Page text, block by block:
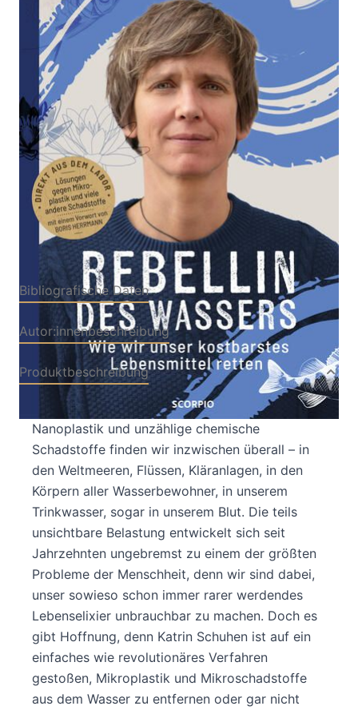
Zur Wunschliste hinzufügen
Wie wir unser kostbarstes Lebensmittel retten
VonKatrin Schuhen
Verlag: Scorpio Verlag 26.09.2024
Buch
Hardcover
ISBN: 978-3-95803617-
Bibliografische Daten
Autor:innenbeschreibung
Produktbeschreibung
Schutz für unser Lebenselixier Mikroplastik,
Nanoplastik und unzählige chemische
Schadstoffe finden wir inzwischen überall – in
den Weltmeeren, Flüssen, Kläranlagen, in den
Körpern aller Wasserbewohner, in unserem
Trinkwasser, sogar in unserem Blut. Die teils
unsichtbare Belastung entwickelt sich seit
Jahrzehnten ungebremst zu einem der größten
Probleme der Menschheit, denn wir sind dabei,
unser sowieso schon immer rarer werdendes
Lebenselixier unbrauchbar zu machen. Doch es
gibt Hoffnung, denn Katrin Schuhen ist auf ein
einfaches wie revolutionäres Verfahren
gestoßen, Mikroplastik und Mikroschadstoffe
aus dem Wasser zu entfernen oder gar nicht